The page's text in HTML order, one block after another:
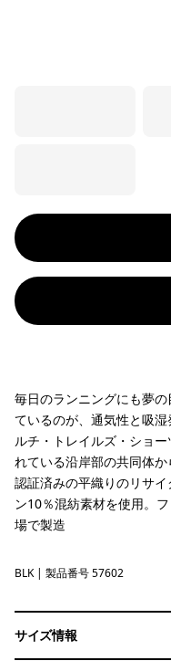
毎日のランニングにも夢
ているのが、通気性と吸
ルチ・トレイルズ・ショ
れている沿岸部の共同体
認証済みの平織りのリサ
ン10％混紡素材を使用。
場で製造
Black
BLK | 製品番号 57602
サイズ情報